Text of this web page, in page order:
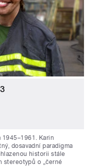
1945–1961. Karin
dosavadní paradigma
historii stále
stereotypů o „černé